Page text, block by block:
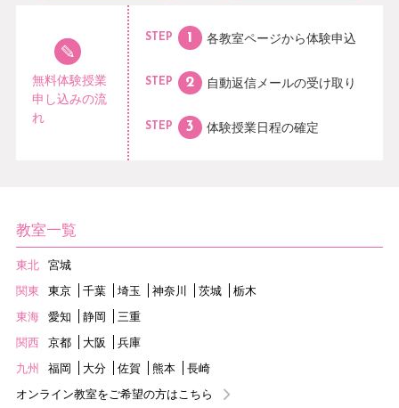
無料体験授業
申し込みの流
れ
STEP 各教室ページから体験申込
STEP 自動返信メールの受け取り
STEP 体験授業日程の確定
教室一覧
東北
宮城
関東
東京 千葉 埼玉 神奈川 茨城
栃木
東海
愛知 静岡
三重
関西
京都 大阪
兵庫
九州
福岡 大分 佐賀 熊本
長崎
オンライン教室をご希望の方はこちら